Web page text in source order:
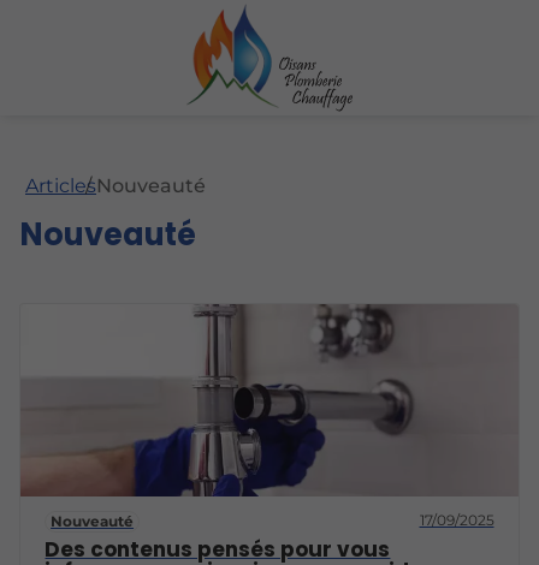
ArticlesNouveauté
Nouveauté
Nouveauté 17/09/2025
Des contenus pensés pour vous